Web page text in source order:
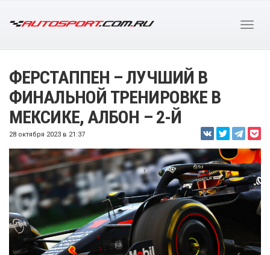
ФЕРСТАППЕН – ЛУЧШИЙ В
ФИНАЛЬНОЙ ТРЕНИРОВКЕ В
МЕКСИКЕ, АЛБОН – 2-Й
28 октября 2023 в 21:37